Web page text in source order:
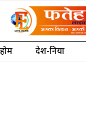
होम देश-दुनिया